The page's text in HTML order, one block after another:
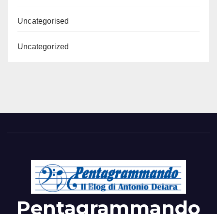
Uncategorised
Uncategorized
Pentagrammando